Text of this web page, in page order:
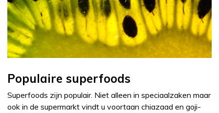
Populaire superfoods
Superfoods zijn populair. Niet alleen in speciaalzaken maar
ook in de supermarkt vindt u voortaan chiazaad en goji-